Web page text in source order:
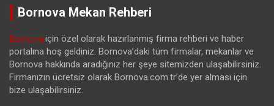
Bornova Mekan Rehberi
Bornova için özel olarak hazırlanmış firma rehberi ve haber
portalına hoş geldiniz. Bornova’daki tüm firmalar, mekanlar ve
Bornova hakkında aradığınız her şeye sitemizden ulaşabilirsiniz.
Firmanızın ücretsiz olarak Bornova.com.tr’de yer alması için
bize ulaşabilirsiniz.